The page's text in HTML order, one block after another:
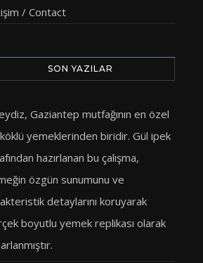
/ Contact
SON YAZILAR
Gaziantep mutfağının en özel
yemeklerinden biridir. Gül ipek
hazırlanan bu çalışma,
özgün sunumunu ve
detaylarını koruyarak
boyutlu yemek replikası olarak